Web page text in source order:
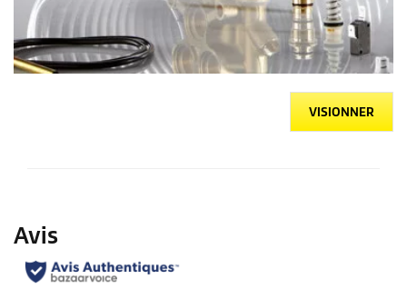
VISIONNER